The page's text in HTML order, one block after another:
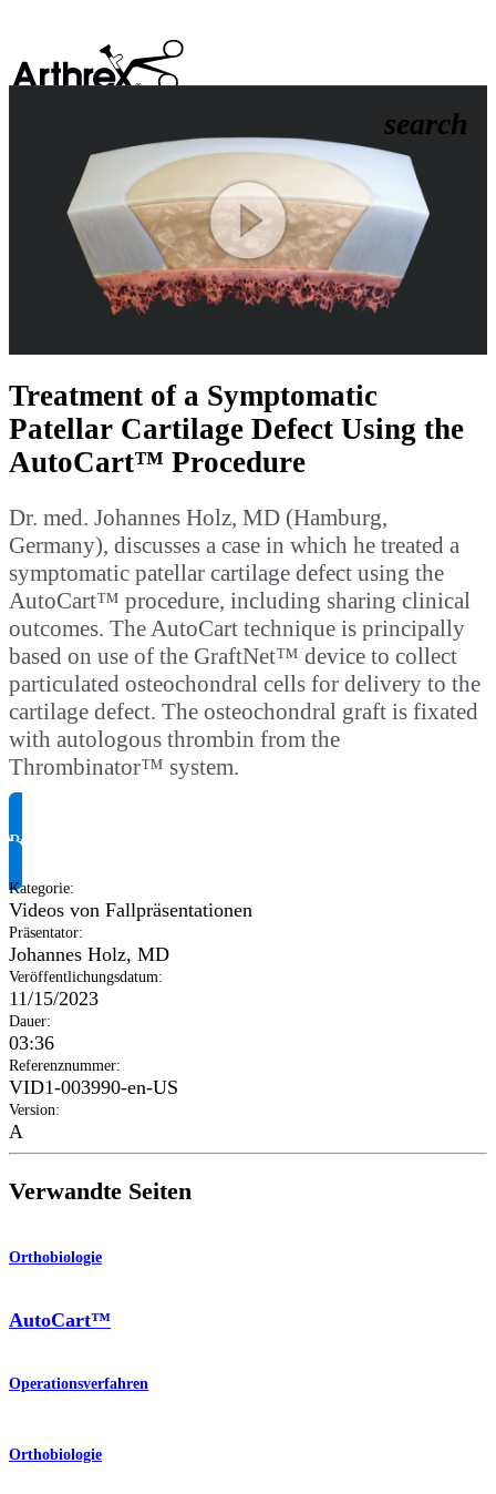
search
Play
Video
Treatment of a Symptomatic
Patellar Cartilage Defect Using the
AutoCart™ Procedure
Dr. med. Johannes Holz, MD (Hamburg,
Germany), discusses a case in which he treated a
symptomatic patellar cartilage defect using the
AutoCart™ procedure, including sharing clinical
outcomes. The AutoCart technique is principally
based on use of the GraftNet™ device to collect
particulated osteochondral cells for delivery to the
cartilage defect. The osteochondral graft is fixated
with autologous thrombin from the
Thrombinator™ system.
Produktinformationen anfragen
Kategorie:
Videos von Fallpräsentationen
Präsentator:
Johannes Holz, MD
Veröffentlichungsdatum:
11/15/2023
Dauer:
03:36
Referenznummer:
VID1-003990-en-US
Version:
A
Verwandte Seiten
Orthobiologie
AutoCart™
Operationsverfahren
Orthobiologie